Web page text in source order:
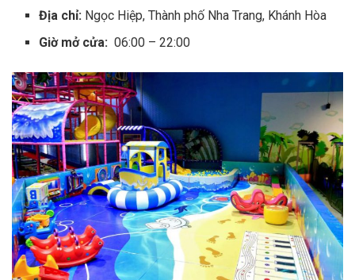
Địa chỉ: Ngọc Hiệp, Thành phố Nha Trang, Khánh Hòa
Giờ mở cửa: 06:00 – 22:00